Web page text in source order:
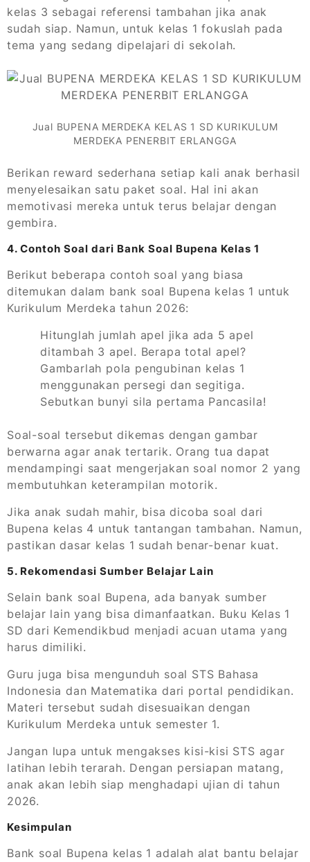
kelas 3 sebagai referensi tambahan jika anak
sudah siap. Namun, untuk kelas 1 fokuslah pada
tema yang sedang dipelajari di sekolah.
Jual BUPENA MERDEKA KELAS 1 SD KURIKULUM
MERDEKA PENERBIT ERLANGGA
Berikan reward sederhana setiap kali anak berhasil
menyelesaikan satu paket soal. Hal ini akan
memotivasi mereka untuk terus belajar dengan
gembira.
4. Contoh Soal dari Bank Soal Bupena Kelas 1
Berikut beberapa contoh soal yang biasa
ditemukan dalam bank soal Bupena kelas 1 untuk
Kurikulum Merdeka tahun 2026:
Hitunglah jumlah apel jika ada 5 apel
ditambah 3 apel. Berapa total apel?
Gambarlah pola pengubinan kelas 1
menggunakan persegi dan segitiga.
Sebutkan bunyi sila pertama Pancasila!
Soal-soal tersebut dikemas dengan gambar
berwarna agar anak tertarik. Orang tua dapat
mendampingi saat mengerjakan soal nomor 2 yang
membutuhkan keterampilan motorik.
Jika anak sudah mahir, bisa dicoba soal dari
Bupena kelas 4 untuk tantangan tambahan. Namun,
pastikan dasar kelas 1 sudah benar-benar kuat.
5. Rekomendasi Sumber Belajar Lain
Selain bank soal Bupena, ada banyak sumber
belajar lain yang bisa dimanfaatkan. Buku Kelas 1
SD dari Kemendikbud menjadi acuan utama yang
harus dimiliki.
Guru juga bisa mengunduh soal STS Bahasa
Indonesia dan Matematika dari portal pendidikan.
Materi tersebut sudah disesuaikan dengan
Kurikulum Merdeka untuk semester 1.
Jangan lupa untuk mengakses kisi-kisi STS agar
latihan lebih terarah. Dengan persiapan matang,
anak akan lebih siap menghadapi ujian di tahun
2026.
Kesimpulan
Bank soal Bupena kelas 1 adalah alat bantu belajar